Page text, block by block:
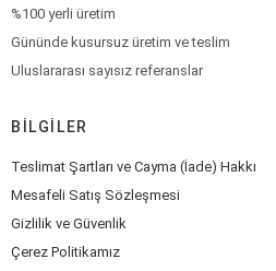
%100 yerli üretim
Gününde kusursuz üretim ve teslim
Uluslararası sayısız referanslar
BILGILER
Teslimat Şartları ve Cayma (İade) Hakkı
Mesafeli Satış Sözleşmesi
Gizlilik ve Güvenlik
Çerez Politikamız